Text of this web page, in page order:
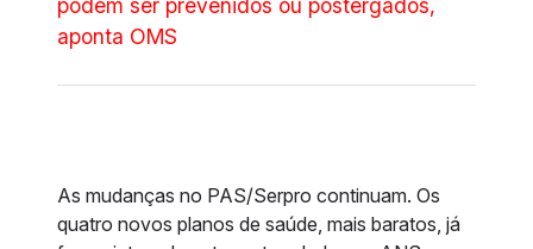
podem ser prevenidos ou postergados,
aponta OMS
As mudanças no PAS/Serpro continuam. Os
quatro novos planos de saúde, mais baratos, já